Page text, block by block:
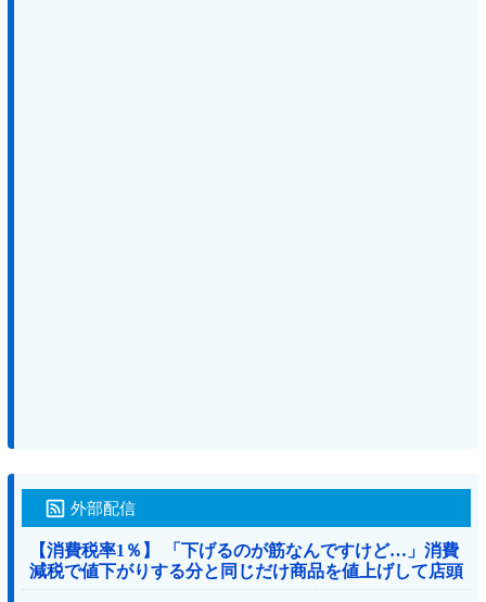
外部配信
【消費税率1％】 「下げるのが筋なんですけど…」消費
減税で値下がりする分と同じだけ商品を値上げして店頭
価格を変えない店も